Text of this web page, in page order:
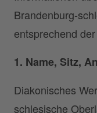
Brandenburg-
entsprechend
1. Name, Sitz,
Diakonisches
schlesische